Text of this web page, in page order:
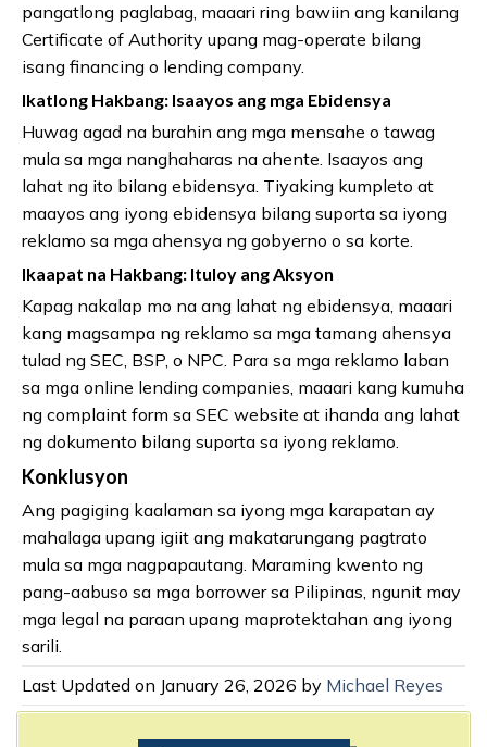
pangatlong paglabag, maaari ring bawiin ang kanilang
Certificate of Authority upang mag-operate bilang
isang financing o lending company.
Ikatlong Hakbang: Isaayos ang mga Ebidensya
Huwag agad na burahin ang mga mensahe o tawag
mula sa mga nanghaharas na ahente. Isaayos ang
lahat ng ito bilang ebidensya. Tiyaking kumpleto at
maayos ang iyong ebidensya bilang suporta sa iyong
reklamo sa mga ahensya ng gobyerno o sa korte.
Ikaapat na Hakbang: Ituloy ang Aksyon
Kapag nakalap mo na ang lahat ng ebidensya, maaari
kang magsampa ng reklamo sa mga tamang ahensya
tulad ng SEC, BSP, o NPC. Para sa mga reklamo laban
sa mga online lending companies, maaari kang kumuha
ng complaint form sa SEC website at ihanda ang lahat
ng dokumento bilang suporta sa iyong reklamo.
Konklusyon
Ang pagiging kaalaman sa iyong mga karapatan ay
mahalaga upang igiit ang makatarungang pagtrato
mula sa mga nagpapautang. Maraming kwento ng
pang-aabuso sa mga borrower sa Pilipinas, ngunit may
mga legal na paraan upang maprotektahan ang iyong
sarili.
Last Updated on January 26, 2026 by Michael Reyes